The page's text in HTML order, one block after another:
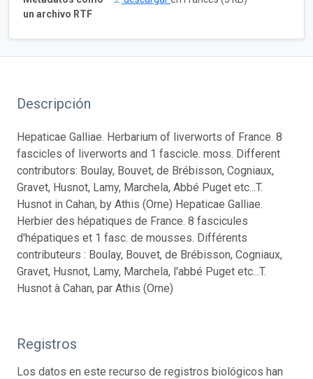
un archivo RTF
Descripción
Hepaticae Galliae. Herbarium of liverworts of France. 8
fascicles of liverworts and 1 fascicle. moss. Different
contributors: Boulay, Bouvet, de Brébisson, Cogniaux,
Gravet, Husnot, Lamy, Marchela, Abbé Puget etc...T.
Husnot in Cahan, by Athis (Orne) Hepaticae Galliae.
Herbier des hépatiques de France. 8 fascicules
d'hépatiques et 1 fasc. de mousses. Différents
contributeurs : Boulay, Bouvet, de Brébisson, Cogniaux,
Gravet, Husnot, Lamy, Marchela, l'abbé Puget etc...T.
Husnot à Cahan, par Athis (Orne)
Registros
Los datos en este recurso de registros biológicos han